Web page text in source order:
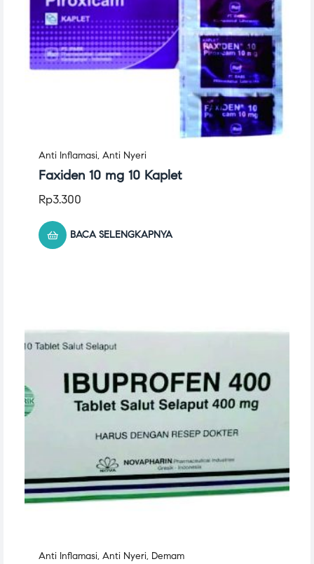
Anti Inflamasi, Anti Nyeri
Faxiden 10 mg 10 Kaplet
Rp3.300
BACA SELENGKAPNYA
Anti Inflamasi, Anti Nyeri, Demam